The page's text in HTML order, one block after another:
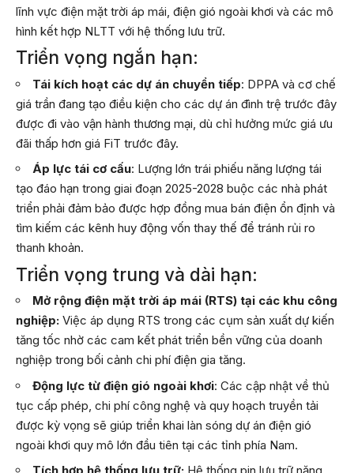
lĩnh vực điện mặt trời áp mái, điện gió ngoài khơi và các mô
hình kết hợp NLTT với hệ thống lưu trữ.
Triển vọng ngắn hạn:
Tái kích hoạt các dự án chuyển tiếp: DPPA và cơ chế
giá trần đang tạo điều kiện cho các dự án đình trệ trước đây
được đi vào vận hành thương mại, dù chỉ hưởng mức giá ưu
đãi thấp hơn giá FiT trước đây.
Áp lực tái cơ cấu: Lượng lớn trái phiếu năng lượng tái
tạo đáo hạn trong giai đoạn 2025-2028 buộc các nhà phát
triển phải đảm bảo được hợp đồng mua bán điện ổn định và
tìm kiếm các kênh huy động vốn thay thế để tránh rủi ro
thanh khoản.
Triển vọng trung và dài hạn:
Mở rộng điện mặt trời áp mái (RTS) tại các khu công
nghiệp: Việc áp dụng RTS trong các cụm sản xuất dự kiến
tăng tốc nhờ các cam kết phát triển bền vững của doanh
nghiệp trong bối cảnh chi phí điện gia tăng.
Động lực từ điện gió ngoài khơi: Các cập nhật về thủ
tục cấp phép, chi phí công nghệ và quy hoạch truyền tải
được kỳ vọng sẽ giúp triển khai làn sóng dự án điện gió
ngoài khơi quy mô lớn đầu tiên tại các tỉnh phía Nam.